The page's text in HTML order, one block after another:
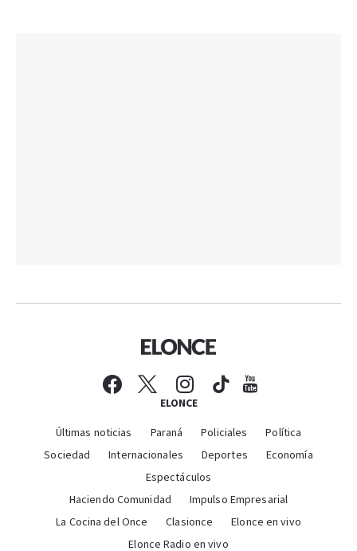
ELONCE
Últimas noticias Paraná Policiales
Política
Sociedad
Internacionales Deportes
Economía
Espectáculos
Haciendo Comunidad
Impulso Empresarial
La Cocina del Once
Clasionce
Elonce en vivo
Elonce Radio en vivo